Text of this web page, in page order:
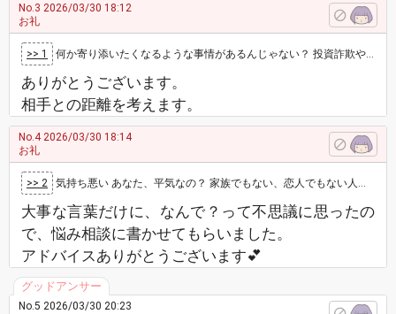
No.3 2026/03/30 18:12
お礼
>> 1 何か寄り添いたくなるような事情があるんじゃない？ 投資詐欺や出会い系の詐欺、強盗、傷害、グルーミングして闇バイトさせたり個人情報取ったり、…
ありがとうございます。
相手との距離を考えます。
No.42026/03/30 18:14
お礼
>> 2 気持ち悪い あなた、平気なの？ 家族でもない、恋人でもない人が言う言葉じゃないし 恋人でも簡単に言える言葉じゃない （言葉の重さ…
大事な言葉だけに、なんで？って不思議に思ったの
で、悩み相談に書かせてもらいました。
アドバイスありがとうございます💕
No.5 2026/03/30 20:23